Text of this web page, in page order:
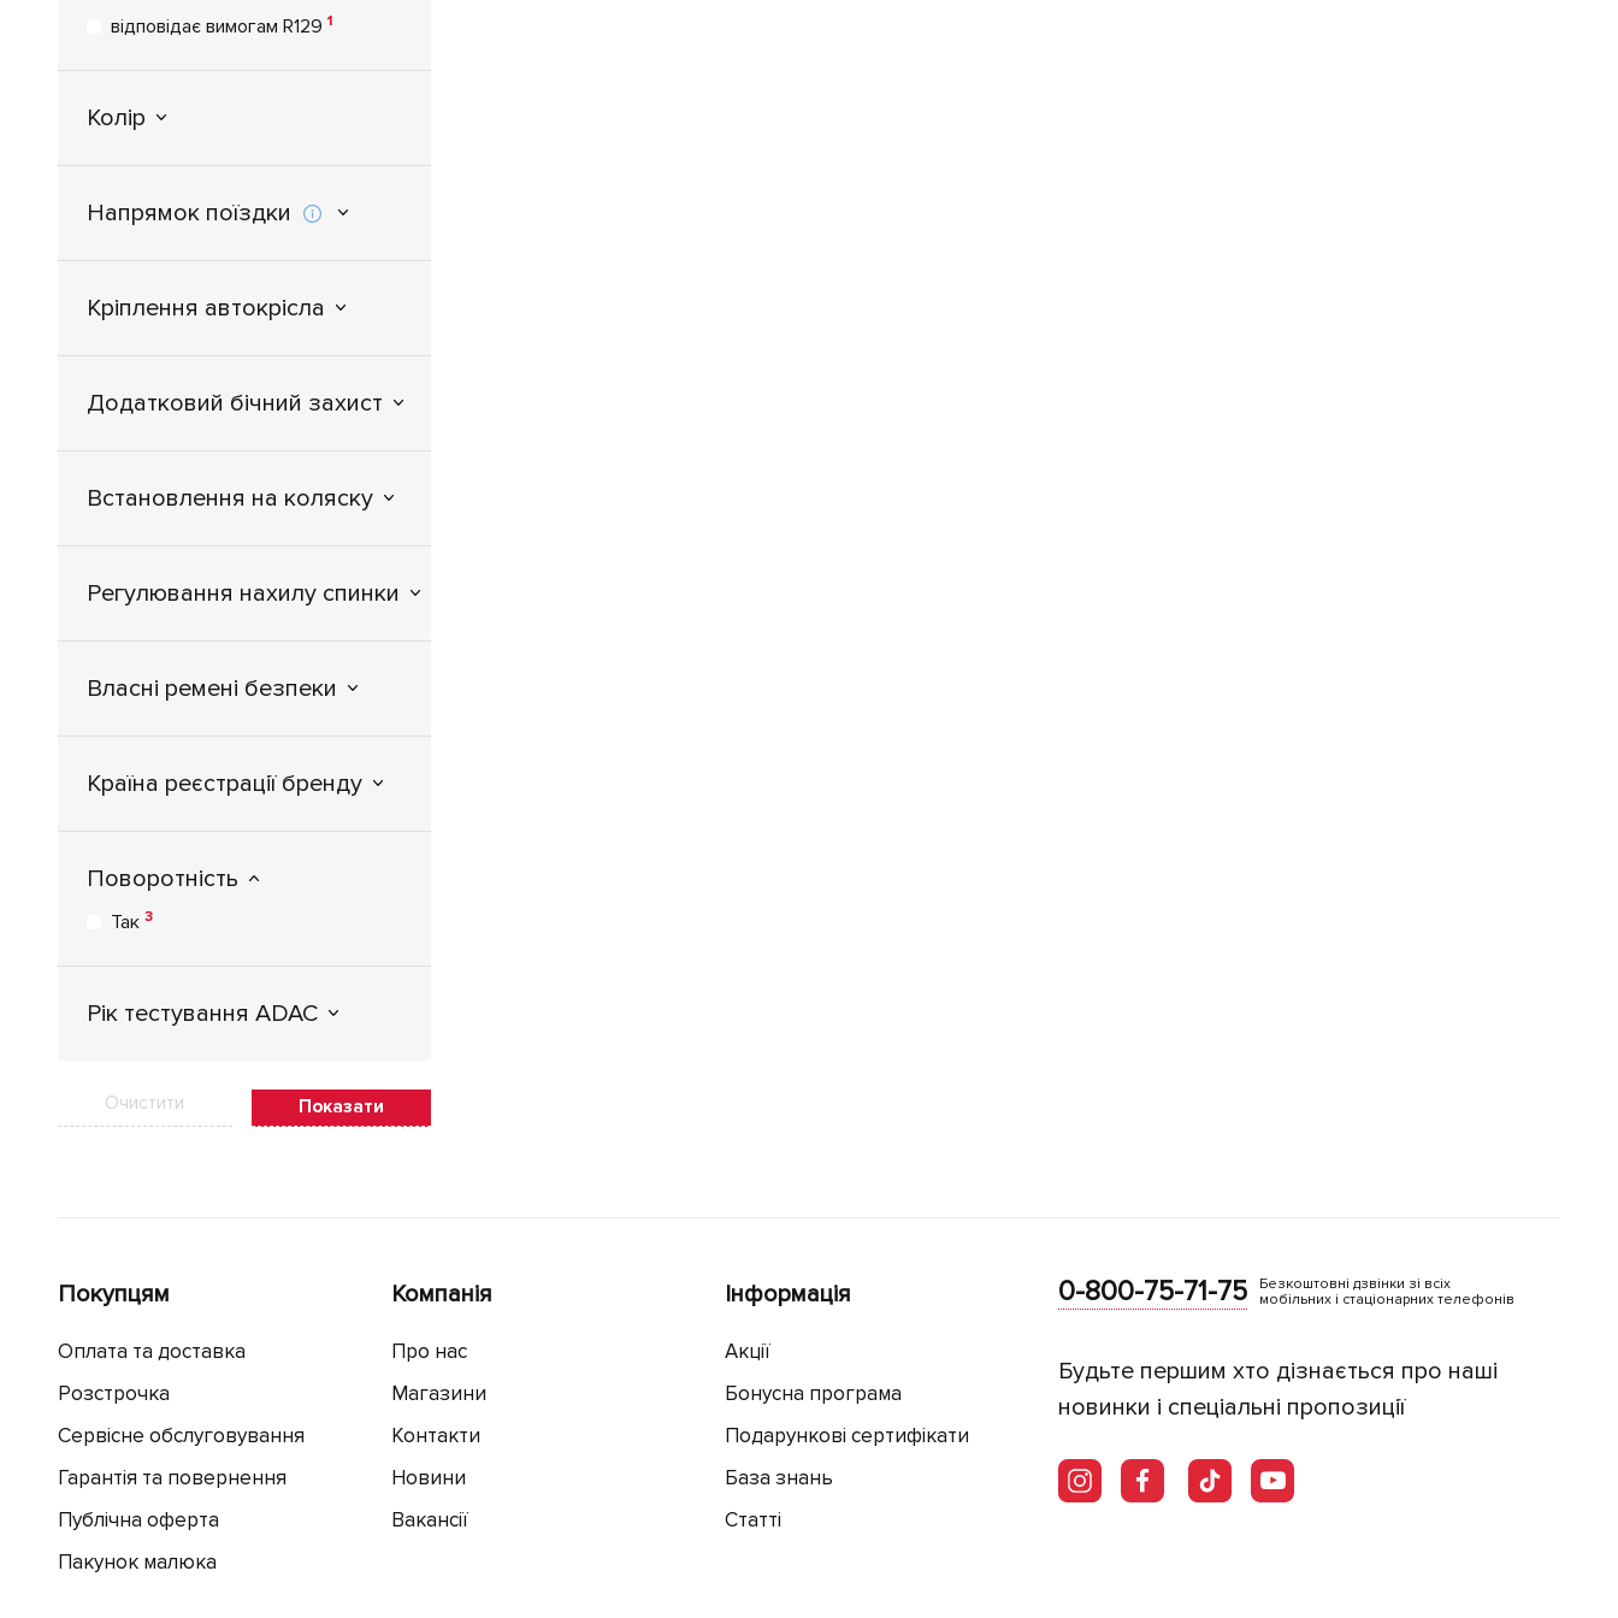
відповідає вимогам R1291
Колір
Напрямок поїздки
Кріплення автокрісла
Додатковий бічний захист
Встановлення на коляску
Регулювання нахилу спинки
Власні ремені безпеки
Країна реєстрації бренду
Поворотність
Так 3
Рік тестування ADAC
Очистити Показати
Покупцям
Оплата та доставка
Розстрочка
Сервісне обслуговування
Гарантія та повернення
Публічна оферта
Пакунок малюка
Компанія
Про нас
Магазини
Контакти
Новини
Вакансії
Інформація
Акції
Бонусна програма
Подарункові сертифікати
База знань
Статті
0-800-75-71-75
Безкоштовні дзвінки зі всіх
мобільних і стаціонарних телефонів
Будьте першим хто дізнається про наші
новинки і спеціальні пропозиції